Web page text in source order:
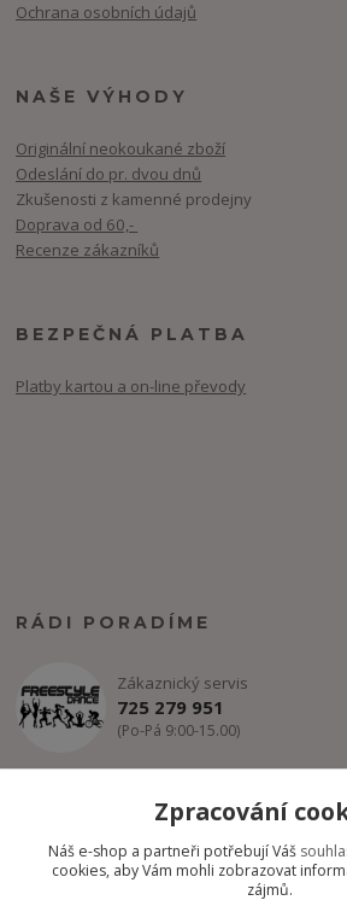
Ochrana osobních údajů
NAŠE VÝHODY
Originální neokoukané zboží
Odeslání do pr. dvou dnů
Zkušenosti z kamenné prodejny
Doprava od 60,-
Recenze zákazníků
BEZPEČNÁ PLATBA
Platby kartou a on-line převody
RÁDI PORADÍME
Zákaznický servis
725 279 951
(Po-Pá 9:00-15.00)
Zpracování
Náš e-shop a partneři potřebují Váš
cookies, aby Vám mohli zobrazovat
zájmů.